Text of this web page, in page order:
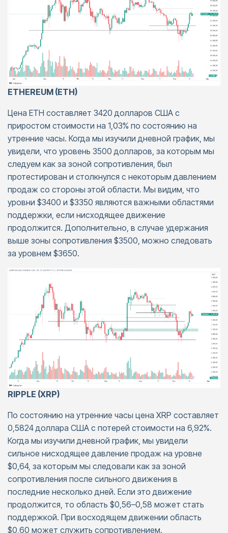
ETHEREUM (ETH)
Цена ETH составляет 3420 долларов США с
приростом стоимости на 1,03% по состоянию на
утренние часы. Когда мы изучили дневной график, мы
увидели, что уровень 3500 долларов, за которым мы
следуем как за зоной сопротивления, был
протестирован и столкнулся с некоторым давлением
продаж со стороны этой области. Мы видим, что
уровни $3400 и $3350 являются важными областями
поддержки, если нисходящее движение
продолжится. Дополнительно, в случае удержания
выше зоны сопротивления $3500, можно следовать
за уровнем $3650.
RIPPLE (XRP)
По состоянию на утренние часы цена XRP составляет
0,5824 доллара США с потерей стоимости на 6,92%.
Когда мы изучили дневной график, мы увидели
сильное нисходящее давление продаж на уровне
$0,64, за которым мы следовали как за зоной
сопротивления после сильного движения в
последние несколько дней. Если это движение
продолжится, то область $0,56–0,58 может стать
поддержкой. При восходящем движении область
$0,60 может служить сопротивлением.